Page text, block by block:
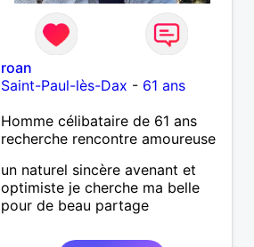
roan
Saint-Paul-lès-Dax - 61 ans
Homme célibataire de 61 ans
recherche rencontre amoureuse
un naturel sincère avenant et
optimiste je cherche ma belle
pour de beau partage